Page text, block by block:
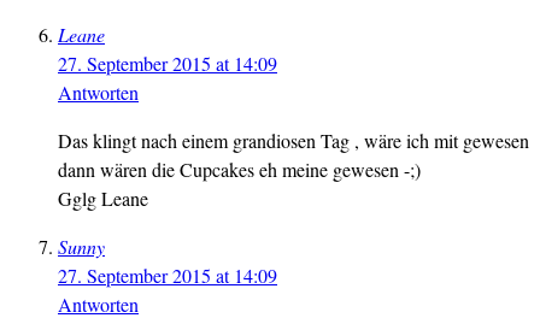
Leane
27. September 2015 at 14:09
Antworten
Das klingt nach einem grandiosen Tag , wäre ich mit gewesen
dann wären die Cupcakes eh meine gewesen -;)
Gglg Leane
Sunny
27. September 2015 at 14:09
Antworten